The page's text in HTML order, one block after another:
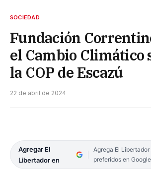
SOCIEDAD
Fundación
el Cambio Climático
la COP de Escazú
22 de abril de 2024
Agregar El
Libertador en
Agrega El
preferidos en Google